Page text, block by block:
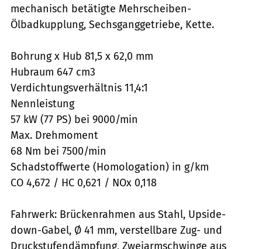
mechanisch betätigte Mehrscheiben-
Ölbadkupplung, Sechsganggetriebe, Kette.
Bohrung x Hub 81,5 x 62,0 mm
Hubraum 647 cm3
Verdichtungsverhältnis 11,4:1
Nennleistung
57 kW (77 PS) bei 9000/min
Max. Drehmoment
68 Nm bei 7500/min
Schadstoffwerte (Homologation) in g/km
CO 4,672 / HC 0,621 / NOx 0,118
Fahrwerk: Brückenrahmen aus Stahl, Upside-
down-Gabel, Ø 41 mm, verstellbare Zug- und
Druckstufendämpfung, Zweiarmschwinge aus